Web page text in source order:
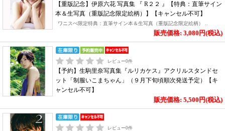
【重版記念】伊原六花 写真集 『 R２２ 』【特典：直筆サイン
本＆生写真（重版記念限定絵柄）】【キャンセル不可】
ワニスぺ限定特典：直筆サイン本＆生写真（重版記念限定絵柄） ..
販売価格: 3,080円(税込)
レビュー0件
【予約】生駒里奈写真集『ルリカケス』アクリルスタンドセ
ット「制服いこまちゃん」（９月下旬頃順次発送予定）【キ
ャンセル不可】
販売価格: 5,500円(税込)
レビュー0件